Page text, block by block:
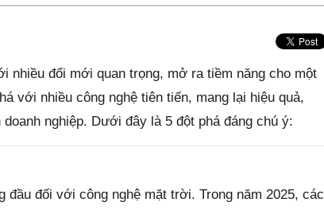
nhiều đổi mới quan trọng, mở ra tiềm năng cho một
với nhiều công nghệ tiên tiến, mang lại hiệu quả,
nghiệp. Dưới đây là 5 đột phá đáng chú ý:
đối với công nghệ mặt trời. Trong năm 2025, các